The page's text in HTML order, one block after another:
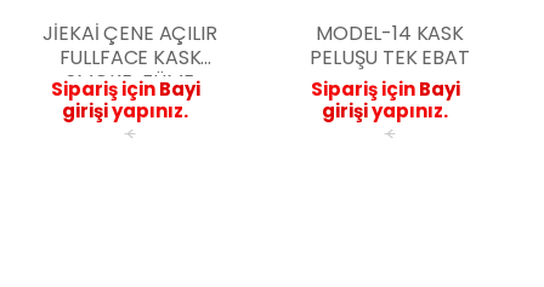
JİEKAİ ÇENE AÇILIR
FULLFACE KASK
SMOKE-FÜME
VİZÖR JK 902 -
JK306 UYUMLU
Sipariş içinBayi
girişiyapınız.
<
MODEL-14 KASK
PELUŞU TEK EBAT
Sipariş içinBayi
girişiyapınız.
<